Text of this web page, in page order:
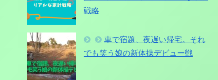
戦略
車で宿題、夜遅い帰宅。それ
でも笑う娘の新体操デビュー戦